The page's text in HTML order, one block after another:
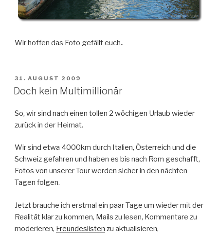
Wir hoffen das Foto gefällt euch..
VERÖFFENTLICHT
AM
31. AUGUST 2009
Doch kein Multimillionär
So, wir sind nach einen tollen 2 wöchigen Urlaub wieder
zurück in der Heimat.
Wir sind etwa 4000km durch Italien, Österreich und die
Schweiz gefahren und haben es bis nach Rom geschafft,
Fotos von unserer Tour werden sicher in den nächten
Tagen folgen.
Jetzt brauche ich erstmal ein paar Tage um wieder mit der
Realität klar zu kommen, Mails zu lesen, Kommentare zu
moderieren, Freundeslisten zu aktualisieren,